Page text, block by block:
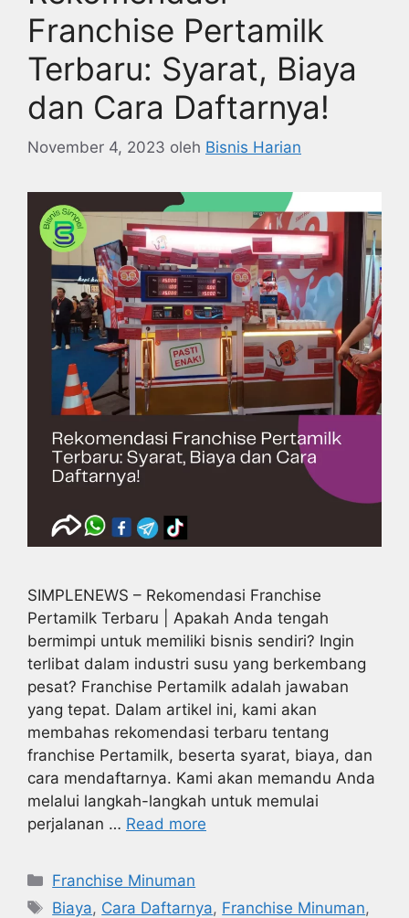
Franchise Pertamilk
Terbaru: Syarat, Biaya
dan Cara Daftarnya!
November 4, 2023 oleh Bisnis Harian
SIMPLENEWS – Rekomendasi Franchise
Pertamilk Terbaru | Apakah Anda tengah
bermimpi untuk memiliki bisnis sendiri? Ingin
terlibat dalam industri susu yang berkembang
pesat? Franchise Pertamilk adalah jawaban
yang tepat. Dalam artikel ini, kami akan
membahas rekomendasi terbaru tentang
franchise Pertamilk, beserta syarat, biaya, dan
cara mendaftarnya. Kami akan memandu Anda
melalui langkah-langkah untuk memulai
perjalanan … Read more
Kategori
Franchise Minuman
Tag
Biaya, Cara Daftarnya, Franchise Minuman,